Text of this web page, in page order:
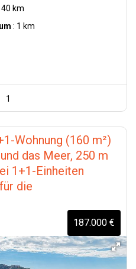
40 km
: 1 km
1
Wohnung (160 m²)
das Meer, 250 m
1+1-Einheiten
die
187.000 €